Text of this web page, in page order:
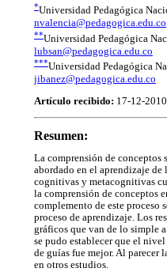
*Universidad Pedagógica
nvalencia@pedagogica.edu.co
**Universidad Pedagógica
lubsan@pedagogica.edu.co
***Universidad Pedagógica
jibanez@pedagogica.edu.co
Artículo recibido: 17-12-
Resumen:
La comprensión de conceptos
abordado en el aprendizaje de
cognitivas y metacognitivas
la comprensión de conceptos
complemento de este proceso
proceso de aprendizaje. Los
gráficos que van de lo simple
se pudo establecer que el
de guías fue mejor. Al parecer
en otros estudios.